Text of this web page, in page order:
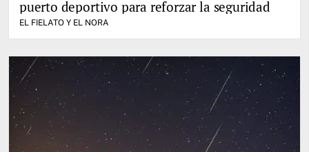
puerto deportivo para reforzar la seguridad
EL FIELATO Y EL NORA